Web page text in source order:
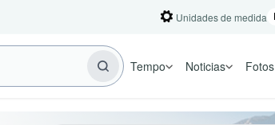
Unidades de medida
Tempo Noticias Fotos